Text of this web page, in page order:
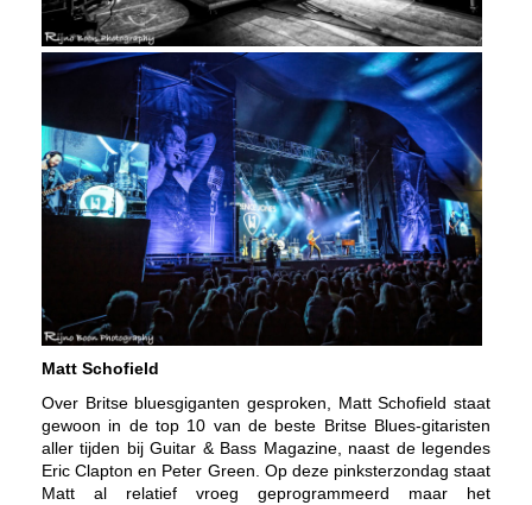
Matt Schofield
Over Britse bluesgiganten gesproken, Matt Schofield staat
gewoon in de top 10 van de beste Britse Blues-gitaristen
aller tijden bij Guitar & Bass Magazine, naast de legendes
Eric Clapton en Peter Green. Op deze pinksterzondag staat
Matt al relatief vroeg geprogrammeerd maar het